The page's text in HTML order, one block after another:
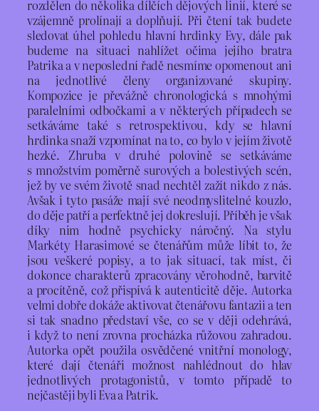
rozdělen do několika dílčích dějových linií, které se
vzájemně prolínají a doplňují. Při čtení tak budete
sledovat úhel pohledu hlavní hrdinky Evy, dále pak
budeme na situaci nahlížet očima jejího bratra
Patrika a v neposlední řadě nesmíme opomenout ani
na jednotlivé členy organizované skupiny.
Kompozice je převážně chronologická s mnohými
paralelními odbočkami a v některých případech se
setkáváme také s retrospektivou, kdy se hlavní
hrdinka snaží vzpomínat na to, co bylo v jejím životě
hezké. Zhruba v druhé polovině se setkáváme
s množstvím poměrně surových a bolestivých scén,
jež by ve svém životě snad nechtěl zažít nikdo z nás.
Avšak i tyto pasáže mají své neodmyslitelné kouzlo,
do děje patří a perfektně jej dokreslují. Příběh je však
díky nim hodně psychicky náročný. Na stylu
Markéty Harasimové se čtenářům může líbit to, že
jsou veškeré popisy, a to jak situací, tak míst, či
dokonce charakterů zpracovány věrohodně, barvitě
a procítěně, což přispívá k autenticitě děje. Autorka
velmi dobře dokáže aktivovat čtenářovu fantazii a ten
si tak snadno představí vše, co se v ději odehrává,
i když to není zrovna procházka růžovou zahradou.
Autorka opět použila osvědčené vnitřní monology,
které dají čtenáři možnost nahlédnout do hlav
jednotlivých protagonistů, v tomto případě to
nejčastěji byli Eva a Patrik.